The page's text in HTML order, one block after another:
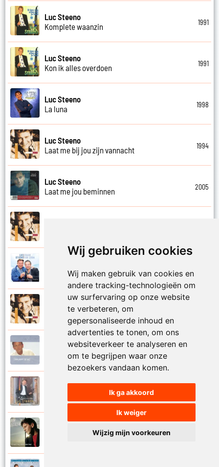
Wij gebruiken cookies
Wij maken gebruik van cookies en
andere tracking-technologieën om
uw surfervaring op onze website
te verbeteren, om
gepersonaliseerde inhoud en
advertenties te tonen, om ons
websiteverkeer te analyseren en
om te begrijpen waar onze
bezoekers vandaan komen.
Ik ga akkoord
Ik weiger
Wijzig mijn voorkeuren
Luc Steeno
Komplete waanzin
1991
Luc Steeno
Kon ik alles overdoen
1991
Luc Steeno
La luna
1998
Luc Steeno
Laat me bij jou zijn vannacht
1994
Luc Steeno
Laat me jou beminnen
2005
Laat ons klinken
Luc Steeno
Leg je hoofd op mijn schouder
Luc Steeno
Leun maar op mij
Luc Steeno
Liedje voor Mary-Ann